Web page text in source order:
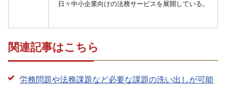
日々中小企業向けの法務サービスを展開している。
関連記事はこちら
労務問題や法務課題など必要な課題の洗い出しが可能